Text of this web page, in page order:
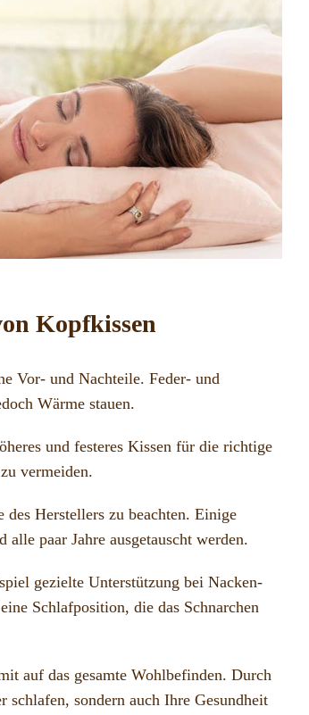
Kopfkissen
Vor- und Nachteile. Feder- und
Wärme stauen.
und festeres Kissen für die richtige
vermeiden.
Herstellers zu beachten. Einige
paar Jahre ausgetauscht werden.
gezielte Unterstützung bei Nacken-
Schlafposition, die das Schnarchen
auf das gesamte Wohlbefinden. Durch
schlafen, sondern auch Ihre Gesundheit